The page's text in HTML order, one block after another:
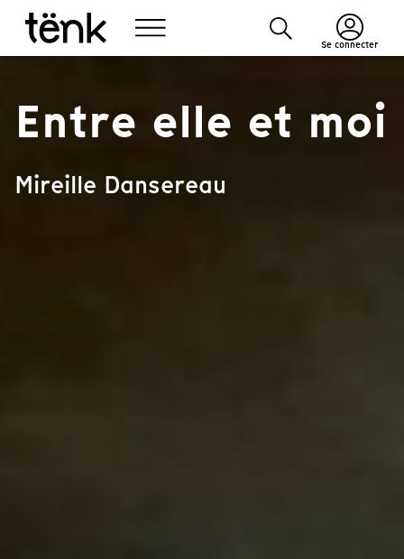
Se connecter
Entre elle et moi
Mireille Dansereau